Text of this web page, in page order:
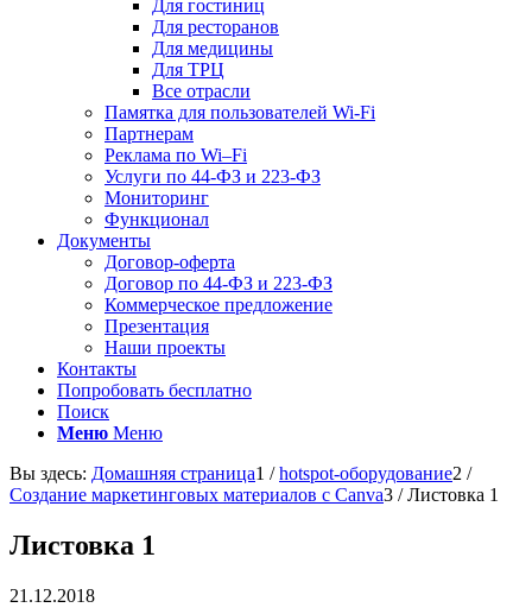
Для гостиниц
Для ресторанов
Для медицины
Для ТРЦ
Все отрасли
Памятка для пользователей Wi-Fi
Партнерам
Реклама по Wi–Fi
Услуги по 44-ФЗ и 223-ФЗ
Мониторинг
Функционал
Документы
Договор-оферта
Договор по 44-ФЗ и 223-ФЗ
Коммерческое предложение
Презентация
Наши проекты
Контакты
Попробовать бесплатно
Поиск
Меню Меню
Вы здесь: Домашняя страница1 / hotspot-оборудование2 /
Создание маркетинговых материалов с Canva3 / Листовка 1
Листовка 1
21.12.2018